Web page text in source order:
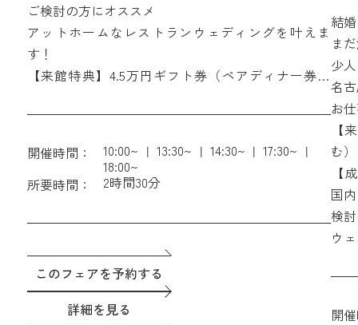
ご検討の方にオススメ
アットホームなレストランウェディングを叶えま
す！
【来館特典】4.5万円ギフト券（ペアディナー券含
【成約特典】ホテル朝食付きペア宿泊券 ＆ THE
開催時間： 10:00~ 13:30~ 14:30~
17:30~
18:00~
所要時間：
2時間30分
このフェアを予約する
詳細を見る
結
ま
少
1.5
い。
名
お
【
む）
【
国
検
ウ
開